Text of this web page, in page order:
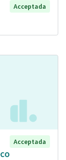
Acceptada
Acceptada